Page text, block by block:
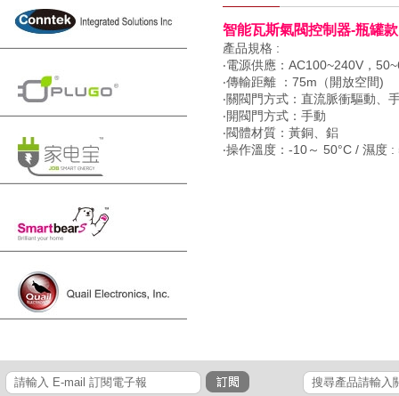
智能瓦斯氣閥控制器-瓶罐款
產品規格 :
‧電源供應：AC100~240V，
‧傳輸距離 ：75m（開放空間)
‧關閥門方式：直流脈衝驅動、
‧開閥門方式：手動
‧閥體材質：黃銅、鋁
‧操作溫度：-10～ 50°C / 濕度